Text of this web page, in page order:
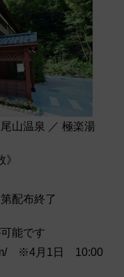
山温泉 ／ 極楽湯
配布終了
能です
※4月1日 10:00